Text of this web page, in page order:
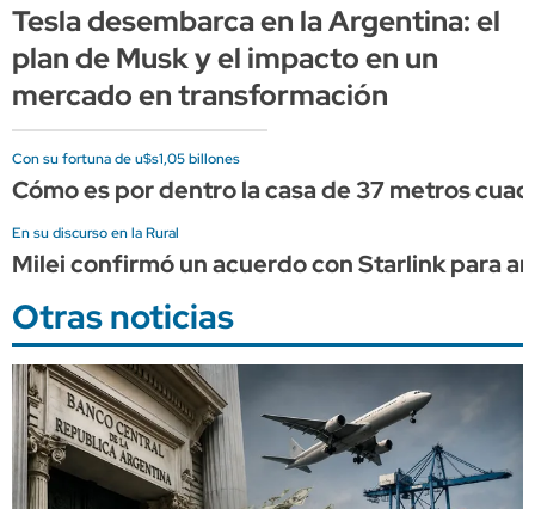
Tesla desembarca en la Argentina: el
plan de Musk y el impacto en un
mercado en transformación
Con su fortuna de u$s1,05 billones
Cómo es por dentro la casa de 37 metros
En su discurso en la Rural
Milei confirmó un acuerdo con Starlink para
Otras noticias